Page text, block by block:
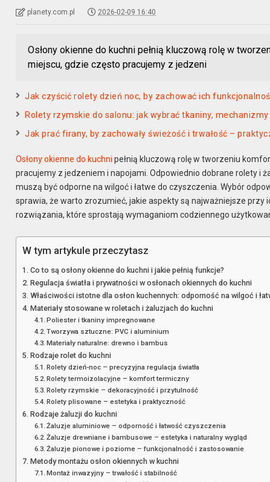
planety.com.pl 2026-02-09 16:40
Osłony okienne do kuchni pełnią kluczową rolę w
miejscu, gdzie często pracujemy z jedzeni
Jak czyścić rolety dzień noc, by zachować ich
Rolety rzymskie do salonu: jak wybrać tkaniny,
Jak prać firany, by zachowały świeżość i trwałość –
Osłony okienne do kuchni pełnią kluczową rolę w tworzeniu
pracujemy z jedzeniem i napojami. Odpowiednio dobrane rolety i
muszą być odporne na wilgoć i łatwe do czyszczenia. Wybór
sprawia, że warto zrozumieć, jakie aspekty są najważniejsze przy
rozwiązania, które sprostają wymaganiom codziennego
W tym artykule przeczytasz
Co to są osłony okienne do kuchni i jakie pełnią funkcje?
Regulacja światła i prywatności w osłonach okiennych do kuchni
Właściwości istotne dla osłon kuchennych: odporność na wilgoć i
Materiały stosowane w roletach i żaluzjach do kuchni
Poliester i tkaniny impregnowane
Tworzywa sztuczne: PVC i aluminium
Materiały naturalne: drewno i bambus
Rodzaje rolet do kuchni
Rolety dzień-noc – precyzyjna regulacja światła
Rolety termoizolacyjne – komfort termiczny
Rolety rzymskie – dekoracyjność i przytulność
Rolety plisowane – estetyka i praktyczność
Rodzaje żaluzji do kuchni
Żaluzje aluminiowe – odporność i łatwość czyszczenia
Żaluzje drewniane i bambusowe – estetyka i naturalny wygląd
Żaluzje pionowe i poziome – funkcjonalność i zastosowanie
Metody montażu osłon okiennych w kuchni
Montaż inwazyjny – trwałość i stabilność